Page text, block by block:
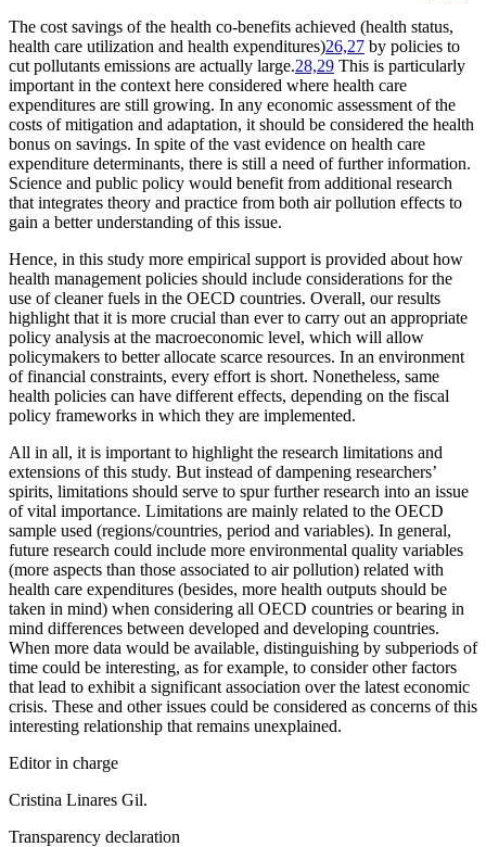
The cost savings of the health co-benefits achieved (health status,
health care utilization and health expenditures)26,27 by policies to
cut pollutants emissions are actually large.28,29 This is particularly
important in the context here considered where health care
expenditures are still growing. In any economic assessment of the
costs of mitigation and adaptation, it should be considered the health
bonus on savings. In spite of the vast evidence on health care
expenditure determinants, there is still a need of further information.
Science and public policy would benefit from additional research
that integrates theory and practice from both air pollution effects to
gain a better understanding of this issue.
Hence, in this study more empirical support is provided about how
health management policies should include considerations for the
use of cleaner fuels in the OECD countries. Overall, our results
highlight that it is more crucial than ever to carry out an appropriate
policy analysis at the macroeconomic level, which will allow
policymakers to better allocate scarce resources. In an environment
of financial constraints, every effort is short. Nonetheless, same
health policies can have different effects, depending on the fiscal
policy frameworks in which they are implemented.
All in all, it is important to highlight the research limitations and
extensions of this study. But instead of dampening researchers’
spirits, limitations should serve to spur further research into an issue
of vital importance. Limitations are mainly related to the OECD
sample used (regions/countries, period and variables). In general,
future research could include more environmental quality variables
(more aspects than those associated to air pollution) related with
health care expenditures (besides, more health outputs should be
taken in mind) when considering all OECD countries or bearing in
mind differences between developed and developing countries.
When more data would be available, distinguishing by subperiods of
time could be interesting, as for example, to consider other factors
that lead to exhibit a significant association over the latest economic
crisis. These and other issues could be considered as concerns of this
interesting relationship that remains unexplained.
Editor in charge
Cristina Linares Gil.
Transparency declaration